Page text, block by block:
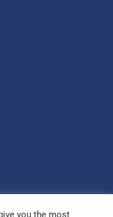
you the most